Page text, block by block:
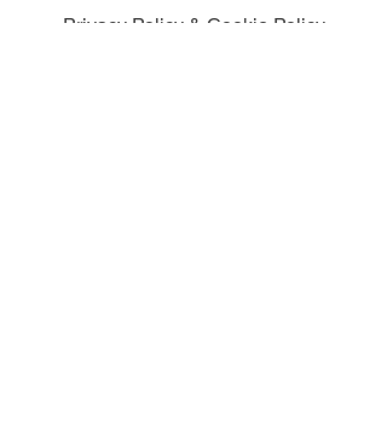
Privacy Policy & Cookie Policy